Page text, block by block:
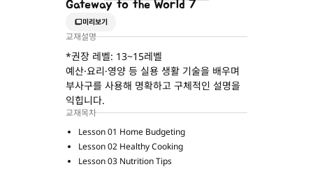
Gateway to the World 7
미리보기
교재설명
*권장 레벨: 13~15레벨
예산·요리·영양 등 실용 생활 기술을 배우며
부사구를 사용해 명확하고 구체적인 설명을
익힙니다.
교재목차
Lesson 01 Home Budgeting
Lesson 02 Healthy Cooking
Lesson 03 Nutrition Tips